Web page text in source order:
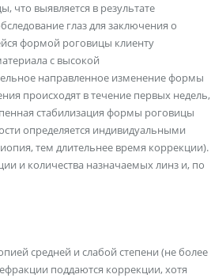
что выявляется в результате
глаз для заключения о
формой роговицы клиенту
с высокой
направленное изменение формы
происходят в течение первых недель,
стабилизация формы роговицы
определяется индивидуальными
тем длительнее время коррекции).
и количества назначаемых линз и, по
средней и слабой степени (не более
поддаются коррекции, хотя